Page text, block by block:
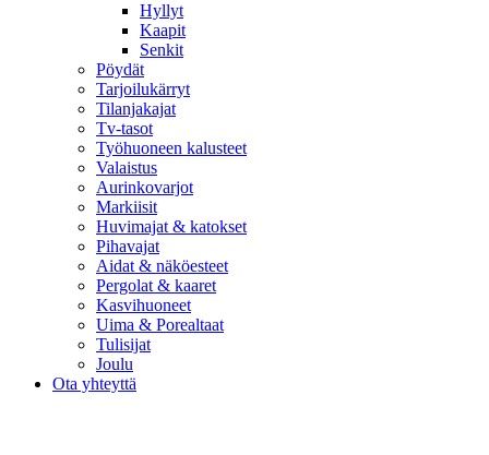
Hyllyt
Kaapit
Senkit
Pöydät
Tarjoilukärryt
Tilanjakajat
Tv-tasot
Työhuoneen kalusteet
Valaistus
Aurinkovarjot
Markiisit
Huvimajat & katokset
Pihavajat
Aidat & näköesteet
Pergolat & kaaret
Kasvihuoneet
Uima & Porealtaat
Tulisijat
Joulu
Ota yhteyttä